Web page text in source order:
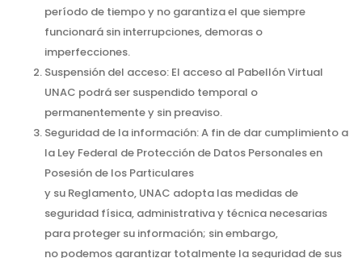
período de tiempo y no garantiza el que siempre
funcionará sin interrupciones, demoras o
imperfecciones.
Suspensión del acceso: El acceso al Pabellón Virtual
UNAC podrá ser suspendido temporal o
permanentemente y sin preaviso.
Seguridad de la información: A fin de dar cumplimiento a
la Ley Federal de Protección de Datos Personales en
Posesión de los Particulares
y su Reglamento, UNAC adopta las medidas de
seguridad física, administrativa y técnica necesarias
para proteger su información; sin embargo,
no podemos garantizar totalmente la seguridad de sus